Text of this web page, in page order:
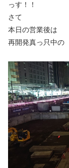
っす！！
さて
本日の営業後は
再開発真っ只中の